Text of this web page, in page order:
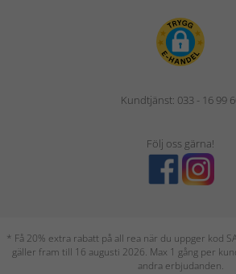
Kundtjänst: 033 - 16 99
Följ oss gärna!
* Få 20% extra rabatt på all rea när du uppger kod
gäller fram till 16 augusti 2026. Max 1 gång per
andra erbjudanden.